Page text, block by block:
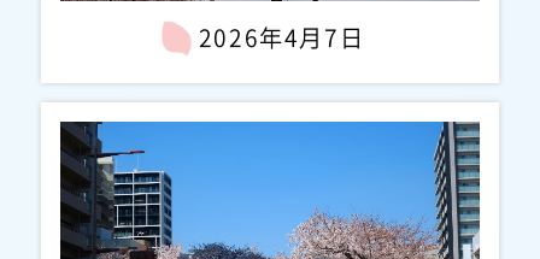
2026年4月7日